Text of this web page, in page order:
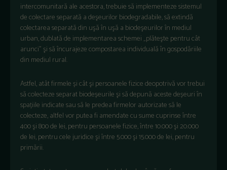
intercomunitară ale acestora, trebuie să implementeze sistemul
de colectare separată a deşeurilor biodegradabile, să extindă
colectarea separată din uşă în uşă a biodeşeurilor în mediul
urban, dublată de implementarea schemei „plăteşte pentru cât
arunci” şi să încurajeze compostarea individuală în gospodăriile
din mediul rural.
Astfel, atât firmele și cât şi persoanele fizice deopotrivă vor trebui
să colecteze separat biodeșeurile şi să depună aceste deșeuri în
spațiile indicate sau să le predea firmelor autorizate să le
colecteze, altfel vor putea fi amendate cu sume cuprinse între
400 şi 800 de lei, pentru persoanele fizice, între 10.000 şi 20.000
de lei, pentru cele juridice şi între 5.000 şi 15.000 de lei, pentru
primării.